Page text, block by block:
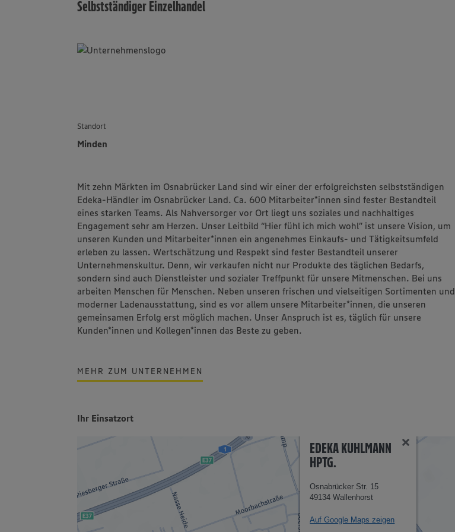
Selbstständiger Einzelhandel
Standort
Minden
Mit zehn Märkten im Osnabrücker Land sind wir einer der erfolgreichsten selbstständigen
Edeka-Händler im Osnabrücker Land. Ca. 600 Mitarbeiter*innen sind fester Bestandteil
eines starken Teams. Als Nahversorger vor Ort liegt uns soziales und nachhaltiges
Engagement sehr am Herzen. Unser Leitbild “Hier fühl ich mich wohl” ist unsere Vision, um
unseren Kunden und Mitarbeiter*innen ein angenehmes Einkaufs- und Tätigkeitsumfeld
erleben zu lassen. Wertschätzung und Respekt sind fester Bestandteil unserer
Unternehmenskultur. Denn, wir verkaufen nicht nur Produkte des täglichen Bedarfs,
sondern sind auch Dienstleister und sozialer Treffpunkt für unsere Mitmenschen. Bei uns
arbeiten Menschen für Menschen. Neben unseren frischen und vielseitigen Sortimenten und
moderner Ladenausstattung, sind es vor allem unsere Mitarbeiter*innen, die unseren
gemeinsamen Erfolg erst möglich machen. Unser Anspruch ist es, täglich für unsere
Kunden*innen und Kollegen*innen das Beste zu geben.
MEHR ZUM UNTERNEHMEN
Ihr Einsatzort
EDEKA KUHLMANN
HPTG.
Osnabrücker Str. 15
49134 Wallenhorst
Auf Google Maps zeigen